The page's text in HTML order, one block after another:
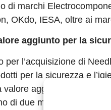
di marchi
OKdo, IESA, oltre ai
aggiunto per la
per l’acquisizione di
per la sicurezza e
valore aggiunto che
di due marchi privati,